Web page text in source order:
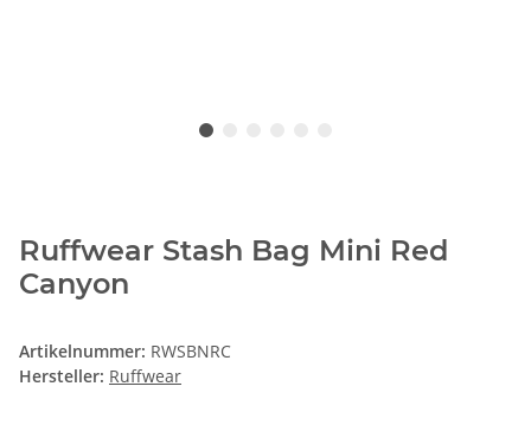
Ruffwear Stash Bag Mini Red
Canyon
Artikelnummer: RWSBNRC
Hersteller: Ruffwear